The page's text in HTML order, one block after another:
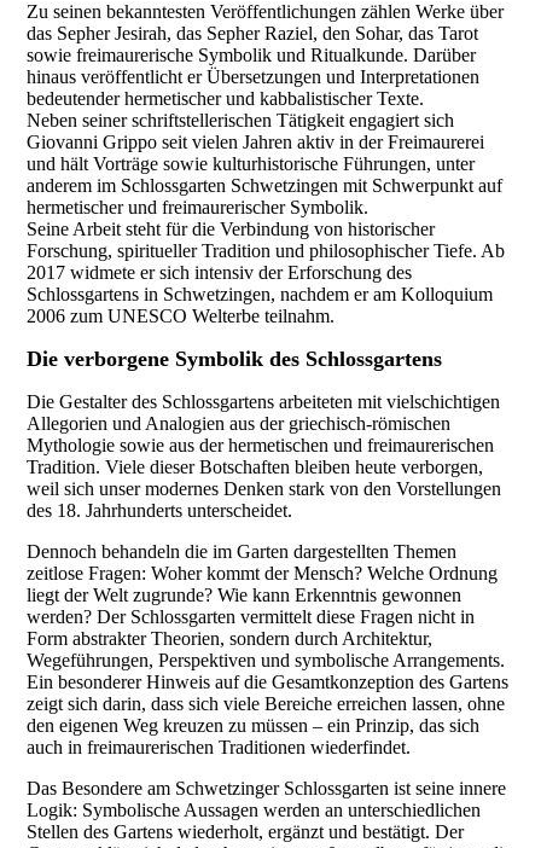
Zu seinen bekanntesten Veröffentlichungen zählen Werke über
das Sepher Jesirah, das Sepher Raziel, den Sohar, das Tarot
sowie freimaurerische Symbolik und Ritualkunde. Darüber
hinaus veröffentlicht er Übersetzungen und Interpretationen
bedeutender hermetischer und kabbalistischer Texte.
Neben seiner schriftstellerischen Tätigkeit engagiert sich
Giovanni Grippo seit vielen Jahren aktiv in der Freimaurerei
und hält Vorträge sowie kulturhistorische Führungen, unter
anderem im Schlossgarten Schwetzingen mit Schwerpunkt auf
hermetischer und freimaurerischer Symbolik.
Seine Arbeit steht für die Verbindung von historischer
Forschung, spiritueller Tradition und philosophischer Tiefe. Ab
2017 widmete er sich intensiv der Erforschung des
Schlossgartens in Schwetzingen, nachdem er am Kolloquium
2006 zum UNESCO Welterbe teilnahm.
Die verborgene Symbolik des Schlossgartens
Die Gestalter des Schlossgartens arbeiteten mit vielschichtigen
Allegorien und Analogien aus der griechisch-römischen
Mythologie sowie aus der hermetischen und freimaurerischen
Tradition. Viele dieser Botschaften bleiben heute verborgen,
weil sich unser modernes Denken stark von den Vorstellungen
des 18. Jahrhunderts unterscheidet.
Dennoch behandeln die im Garten dargestellten Themen
zeitlose Fragen: Woher kommt der Mensch? Welche Ordnung
liegt der Welt zugrunde? Wie kann Erkenntnis gewonnen
werden? Der Schlossgarten vermittelt diese Fragen nicht in
Form abstrakter Theorien, sondern durch Architektur,
Wegeführungen, Perspektiven und symbolische Arrangements.
Ein besonderer Hinweis auf die Gesamtkonzeption des Gartens
zeigt sich darin, dass sich viele Bereiche erreichen lassen, ohne
den eigenen Weg kreuzen zu müssen – ein Prinzip, das sich
auch in freimaurerischen Traditionen wiederfindet.
Das Besondere am Schwetzinger Schlossgarten ist seine innere
Logik: Symbolische Aussagen werden an unterschiedlichen
Stellen des Gartens wiederholt, ergänzt und bestätigt. Der